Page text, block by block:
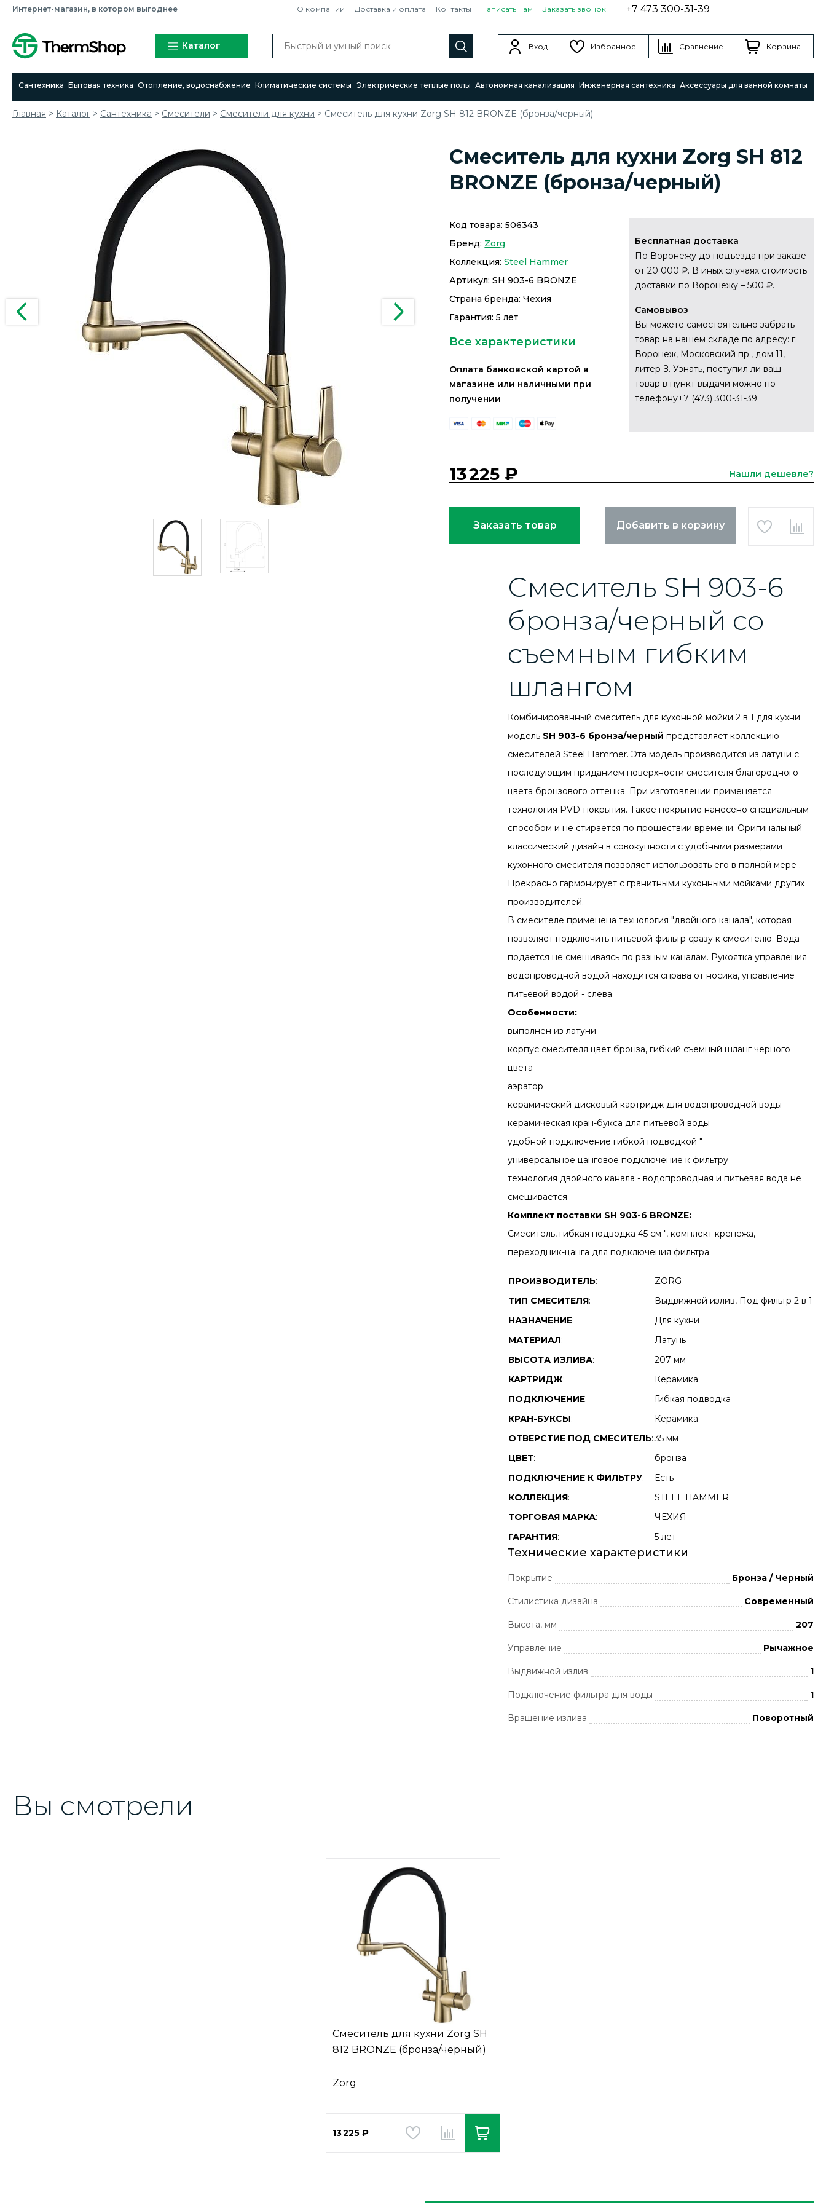
Интернет-магазин, в котором выгоднее О компании Доставка и оплата Контакты Написать нам Заказать звонок +7 473 300-31-39
Каталог Вход Избранное Сравнение Корзина
Сантехника Бытовая техника Отопление, водоснабжение Климатические системы Электрические теплые полы Автономная канализация Инженерная сантехника Аксессуары для ванной комнаты
Главная > Каталог > Сантехника > Смесители > Cмесители для кухни > Смеситель для кухни Zorg SH 812 BRONZE (бронза/черный)
Смеситель для кухни Zorg SH 812
BRONZE (бронза/черный)
Код товара:506343
Бренд: Zorg
Коллекция:Steel Hammer
Артикул:SH 903-6 BRONZE
Страна бренда: Чехия
Гарантия: 5 лет
Все характеристики
Оплата банковской картой в
магазине или наличными при
получении
Бесплатная доставка
По Воронежу до подъезда при заказе
от 20 000 ₽. В иных случаях стоимость
доставки по Воронежу – 500 ₽.
Самовывоз
Вы можете самостоятельно забрать
товар на нашем складе по адресу: г.
Воронеж, Московский пр., дом 11,
литер З. Узнать, поступил ли ваш
товар в пункт выдачи можно по
телефону+7 (473) 300-31-39
13 225 ₽ Нашли дешевле?
Заказать товар Добавить в корзину
Смеситель SH 903-6
бронза/черный со
съемным гибким
шлангом
Комбинированный смеситель для кухонной мойки 2 в 1 для кухни
модель SH 903-6 бронза/черный представляет коллекцию
смесителей Steel Hammer. Эта модель производится из латуни с
последующим приданием поверхности смесителя благородного
цвета бронзового оттенка. При изготовлении применяется
технология PVD-покрытия. Такое покрытие нанесено специальным
способом и не стирается по прошествии времени. Оригинальный
классический дизайн в совокупности с удобными размерами
кухонного смесителя позволяет использовать его в полной мере .
Прекрасно гармонирует с гранитными кухонными мойками других
производителей.
В смесителе применена технология "двойного канала", которая
позволяет подключить питьевой фильтр сразу к смесителю. Вода
подается не смешиваясь по разным каналам. Рукоятка управления
водопроводной водой находится справа от носика, управление
питьевой водой - слева.
Особенности:
выполнен из латуни
корпус смесителя цвет бронза, гибкий съемный шланг черного
цвета
аэратор
керамический дисковый картридж для водопроводной воды
керамическая кран-букса для питьевой воды
удобной подключение гибкой подводкой "
универсальное цанговое подключение к фильтру
технология двойного канала - водопроводная и питьевая вода не
смешивается
Комплект поставки SH 903-6 BRONZE:
Смеситель, гибкая подводка 45 см ", комплект крепежа,
переходник-цанга для подключения фильтра.
ПРОИЗВОДИТЕЛЬ:
ZORG
ТИП СМЕСИТЕЛЯ:
Выдвижной излив, Под фильтр 2 в 1
НАЗНАЧЕНИЕ:
Для кухни
МАТЕРИАЛ:
Латунь
ВЫСОТА ИЗЛИВА:
207 мм
КАРТРИДЖ:
Керамика
ПОДКЛЮЧЕНИЕ:
Гибкая подводка
КРАН-БУКСЫ:
Керамика
ОТВЕРСТИЕ ПОД СМЕСИТЕЛЬ:35 мм
ЦВЕТ:
бронза
ПОДКЛЮЧЕНИЕ К ФИЛЬТРУ:
Есть
КОЛЛЕКЦИЯ:
STEEL HAMMER
ТОРГОВАЯ МАРКА:
ЧЕХИЯ
ГАРАНТИЯ: 5 лет
Технические характеристики
Покрытие Бронза / Черный
Стилистика дизайна Современный
Высота, мм 207
Управление Рычажное
Выдвижной излив 1
Подключение фильтра для воды 1
Вращение излива Поворотный
Вы смотрели
Смеситель для кухни Zorg SH
812 BRONZE (бронза/черный)
Zorg
13 225 ₽